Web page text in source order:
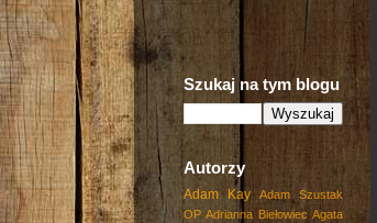
Szukaj na tym blogu
Autorzy
Adam Kay
Adam Szustak
OP Adrianna Biełowiec Agata